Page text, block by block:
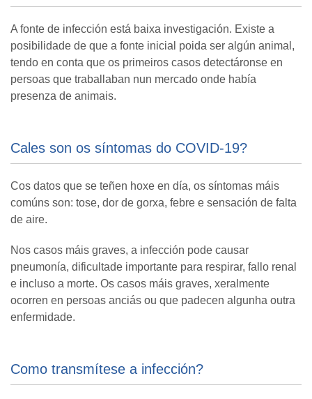
A fonte de infección está baixa investigación. Existe a
posibilidade de que a fonte inicial poida ser algún animal,
tendo en conta que os primeiros casos detectáronse en
persoas que traballaban nun mercado onde había
presenza de animais.
Cales son os síntomas do COVID-19?
Cos datos que se teñen hoxe en día, os síntomas máis
comúns son: tose, dor de gorxa, febre e sensación de falta
de aire.
Nos casos máis graves, a infección pode causar
pneumonía, dificultade importante para respirar, fallo renal
e incluso a morte. Os casos máis graves, xeralmente
ocorren en persoas anciás ou que padecen algunha outra
enfermidade.
Como transmítese a infección?